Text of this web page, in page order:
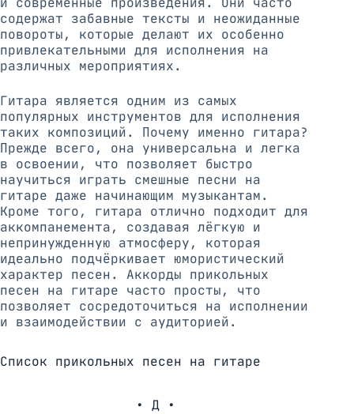
содержат забавные тексты и неожиданные
повороты, которые делают их особенно
привлекательными для исполнения на
различных мероприятиях.
Гитара является одним из самых
популярных инструментов для исполнения
таких композиций. Почему именно гитара?
Прежде всего, она универсальна и легка
в освоении, что позволяет быстро
научиться играть смешные песни на
гитаре даже начинающим музыкантам.
Кроме того, гитара отлично подходит для
аккомпанемента, создавая лёгкую и
непринужденную атмосферу, которая
идеально подчёркивает юмористический
характер песен. Аккорды прикольных
песен на гитаре часто просты, что
позволяет сосредоточиться на исполнении
и взаимодействии с аудиторией.
Список прикольных песен на гитаре
• Д •